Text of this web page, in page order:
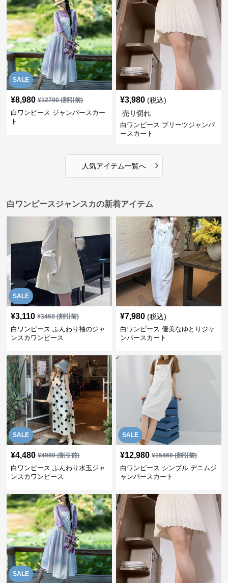
SALE
¥8,980 ¥12780(割引前)
白ワンピース ジャンパースカー
ト
¥3,980 (税込)
売り切れ
白ワンピース プリーツジャンパ
ースカート
人気アイテム一覧へ ›
白ワンピースジャンスカの新着アイテム
SALE
¥3,110 ¥3460(割引前)
白ワンピース ふんわり袖のジャ
ンスカワンピース
¥7,980 (税込)
白ワンピース 優美なゆとりジャ
ンパースカート
SALE
¥4,480 ¥4980(割引前)
白ワンピース ふんわり水玉ジャ
ンスカワンピース
SALE
¥12,980 ¥15460(割引前)
白ワンピース シンプル デニムジ
ャンパースカート
SALE